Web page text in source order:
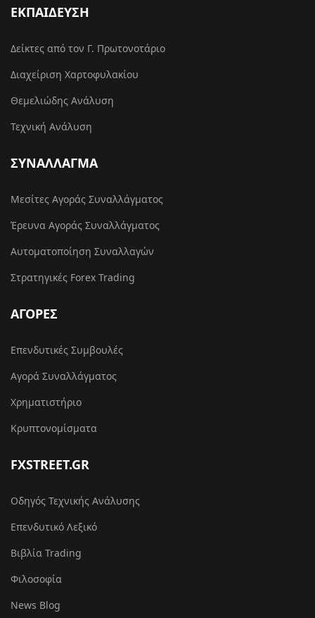
ΕΚΠΑΙΔΕΥΣΗ
Δείκτες από τον Γ. Πρωτονοτάριο
Διαχείριση Χαρτοφυλακίου
Θεμελιώδης Ανάλυση
Τεχνική Ανάλυση
ΣΥΝΑΛΛΑΓΜΑ
Μεσίτες Αγοράς Συναλλάγματος
Έρευνα Αγοράς Συναλλάγματος
Αυτοματοποίηση Συναλλαγών
Στρατηγικές Forex Trading
ΑΓΟΡΕΣ
Επενδυτικές Συμβουλές
Αγορά Συναλλάγματος
Χρηματιστήριο
Κρυπτονομίσματα
FXSTREET.GR
Οδηγός Τεχνικής Ανάλυσης
Επενδυτικό Λεξικό
Βιβλία Trading
Φιλοσοφία
News Blog